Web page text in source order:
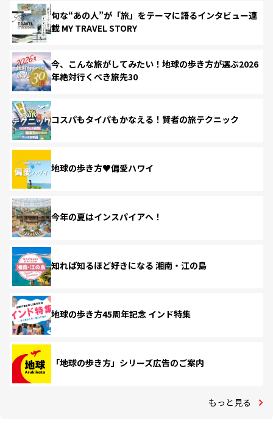
旬な“あの人”が「旅」をテーマに語るインタビュー連
載 MY TRAVEL STORY
今、こんな旅がしてみたい！地球の歩き方が選ぶ2026
年絶対行くべき旅先30
コスパもタイパもかなえる！賢者の旅テクニック
地球の歩き方♥偏愛ハワイ
今年の夏はインスパイアへ！
知れば知るほど好きになる 湘南・江の島
地球の歩き方45周年記念 インド特集
「地球の歩き方」シリーズ広告のご案内
もっと見る